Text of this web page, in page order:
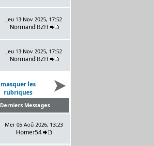
Jeu 13 Nov 2025, 17:52
Normand BZH
Jeu 13 Nov 2025, 17:52
Normand BZH
masquer les
rubriques
Derniers Messages
Mer 05 Aoû 2026, 13:23
Homer54